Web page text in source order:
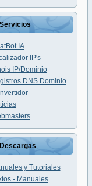
IA
IP's
IP/Dominio
DNS Dominio
y Tutoriales
- Manuales